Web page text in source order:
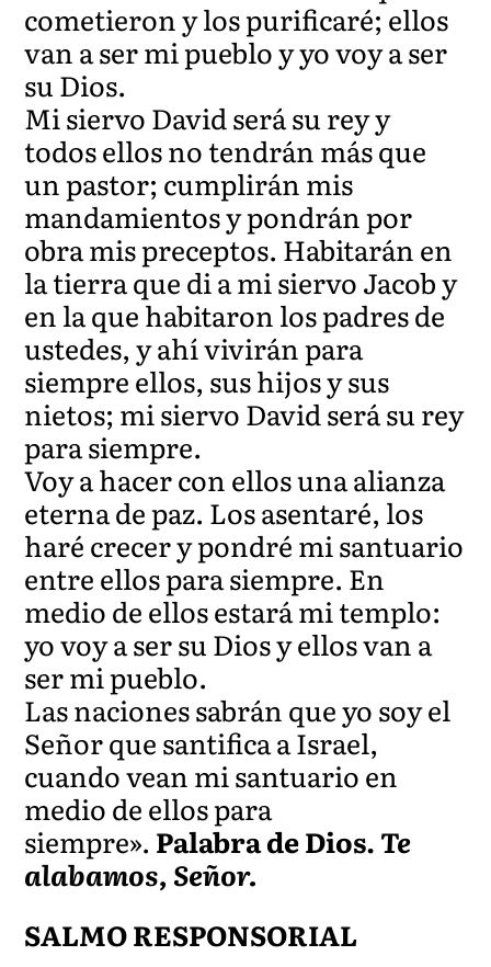
cometieron y los purificaré; ellos
van a ser mi pueblo y yo voy a ser
su Dios.
Mi siervo David será su rey y
todos ellos no tendrán más que
un pastor; cumplirán mis
mandamientos y pondrán por
obra mis preceptos. Habitarán en
la tierra que di a mi siervo Jacob y
en la que habitaron los padres de
ustedes, y ahí vivirán para
siempre ellos, sus hijos y sus
nietos; mi siervo David será su rey
para siempre.
Voy a hacer con ellos una alianza
eterna de paz. Los asentaré, los
haré crecer y pondré mi santuario
entre ellos para siempre. En
medio de ellos estará mi templo:
yo voy a ser su Dios y ellos van a
ser mi pueblo.
Las naciones sabrán que yo soy el
Señor que santifica a Israel,
cuando vean mi santuario en
medio de ellos para
siempre». Palabra de Dios.Te
alabamos, Señor.
SALMO RESPONSORIAL